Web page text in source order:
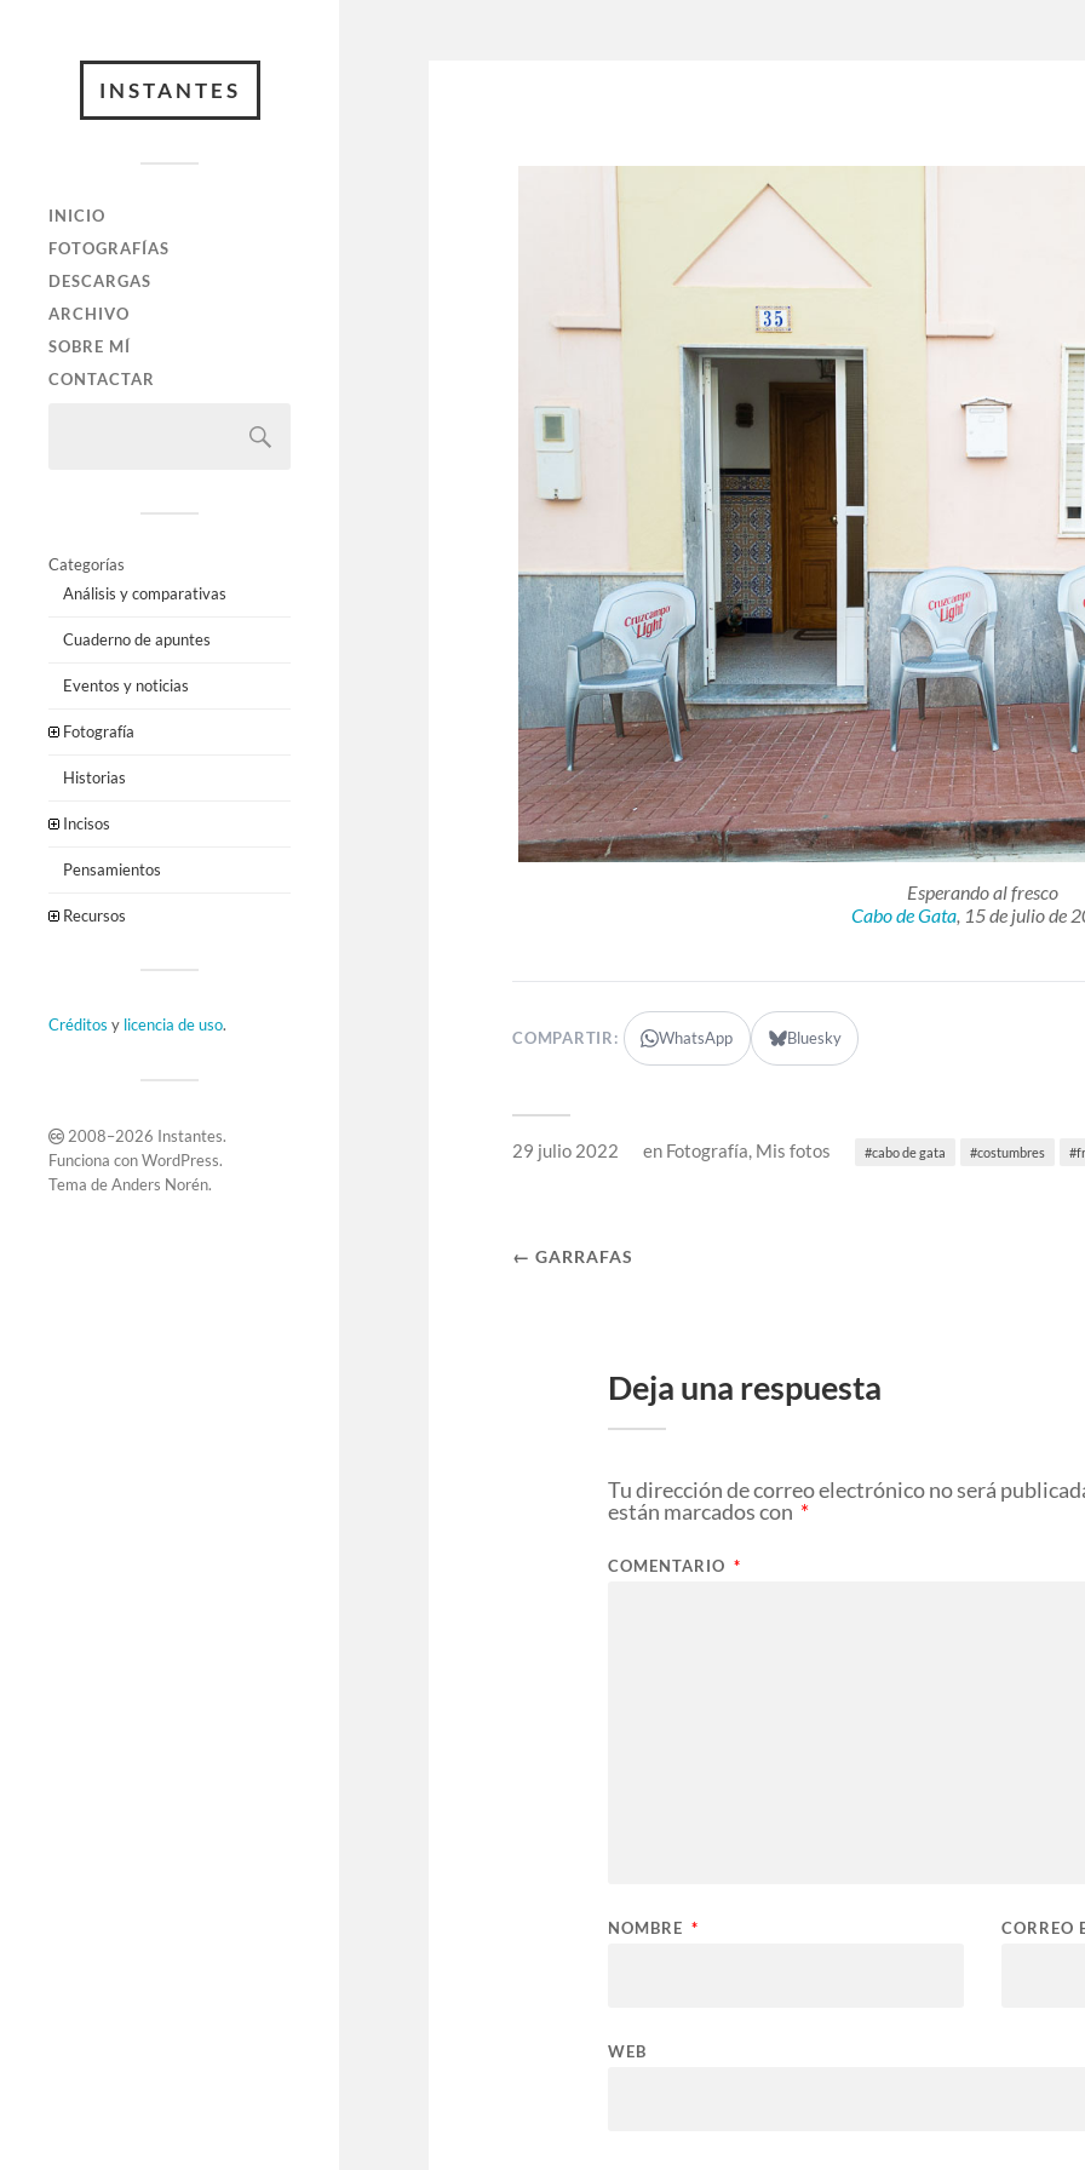
INSTANTES
INICIO
FOTOGRAFÍAS
DESCARGAS
ARCHIVO
SOBRE MÍ
CONTACTAR
Categorías
Análisis y comparativas
Cuaderno de apuntes
Eventos y noticias
Fotografía
Historias
Incisos
Pensamientos
Recursos
Créditos y licencia de uso.
2008–2026 Instantes.
Funciona conWordPress.
Tema deAnders Norén.
Esperando al fresco
Cabo de Gata, 15 de julio de
COMPARTIR: WhatsApp Bluesky
29 julio 2022 en Fotografía Mis fotos cabo de gata costumbres
← GARRAFAS
Deja una respuesta
Tu dirección de correo electrónico no será
están marcados con *
COMENTARIO *
NOMBRE * CORREO
WEB